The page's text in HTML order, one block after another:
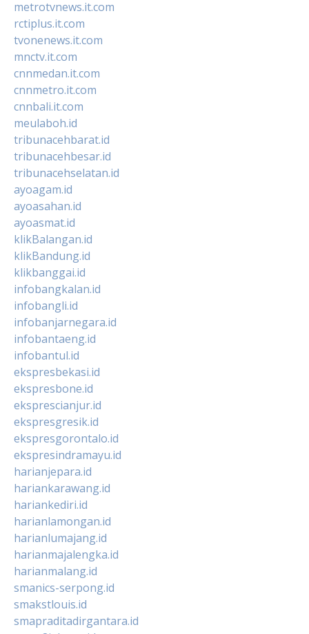
metrotvnews.it.com
rctiplus.it.com
tvonenews.it.com
mnctv.it.com
cnnmedan.it.com
cnnmetro.it.com
cnnbali.it.com
meulaboh.id
tribunacehbarat.id
tribunacehbesar.id
tribunacehselatan.id
ayoagam.id
ayoasahan.id
ayoasmat.id
klikBalangan.id
klikBandung.id
klikbanggai.id
infobangkalan.id
infobangli.id
infobanjarnegara.id
infobantaeng.id
infobantul.id
ekspresbekasi.id
ekspresbone.id
eksprescianjur.id
ekspresgresik.id
ekspresgorontalo.id
ekspresindramayu.id
harianjepara.id
hariankarawang.id
hariankediri.id
harianlamongan.id
harianlumajang.id
harianmajalengka.id
harianmalang.id
smanics-serpong.id
smakstlouis.id
smapraditadirgantara.id